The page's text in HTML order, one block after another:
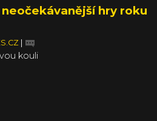
hry roku
kouli